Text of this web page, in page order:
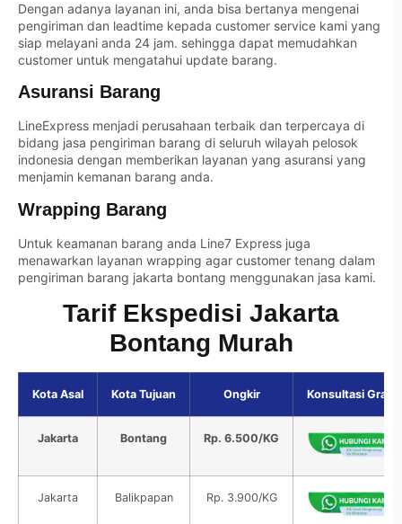
Dengan adanya layanan ini, anda bisa bertanya mengenai
pengiriman dan leadtime kepada customer service kami yang
siap melayani anda 24 jam. sehingga dapat memudahkan
customer untuk mengatahui update barang.
Asuransi Barang
LineExpress menjadi perusahaan terbaik dan terpercaya di
bidang jasa pengiriman barang di seluruh wilayah pelosok
indonesia dengan memberikan layanan yang asuransi yang
menjamin kemanan barang anda.
Wrapping Barang
Untuk keamanan barang anda Line7 Express juga
menawarkan layanan wrapping agar customer tenang dalam
pengiriman barang jakarta bontang menggunakan jasa kami.
Tarif Ekspedisi Jakarta
Bontang Murah
Kota Asal Kota Tujuan Ongkir Konsultasi Gratis
Jakarta Bontang Rp. 6.500/KG
Jakarta Balikpapan Rp. 3.900/KG